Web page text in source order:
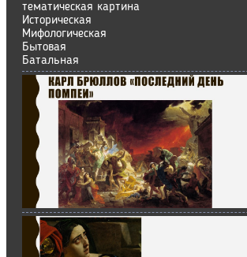
тематическая картина
Историческая
Мифологическая
Бытовая
Батальная